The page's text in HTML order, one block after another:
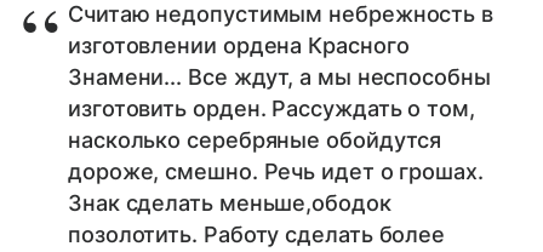
Считаю недопустимым небрежность в
изготовлении ордена Красного
Знамени... Все ждут, а мы неспособны
изготовить орден. Рассуждать о том,
насколько серебряные обойдутся
дороже, смешно. Речь идет о грошах.
Знак сделать меньше,ободок
позолотить. Работу сделать более